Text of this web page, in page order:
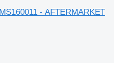
- AFTERMARKET